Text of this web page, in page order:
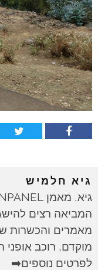
גיא חלמיש
המביאה רצים
מאמרים והכשרות
מוקדם, רוכב
לפרטים נוספים➡️